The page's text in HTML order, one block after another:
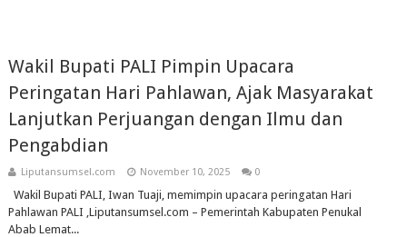
Wakil Bupati PALI Pimpin Upacara
Peringatan Hari Pahlawan, Ajak Masyarakat
Lanjutkan Perjuangan dengan Ilmu dan
Pengabdian
Liputansumsel.com November 10, 2025 0
Wakil Bupati PALI, Iwan Tuaji, memimpin upacara peringatan Hari
Pahlawan PALI ,Liputansumsel.com – Pemerintah Kabupaten Penukal
Abab Lemat...